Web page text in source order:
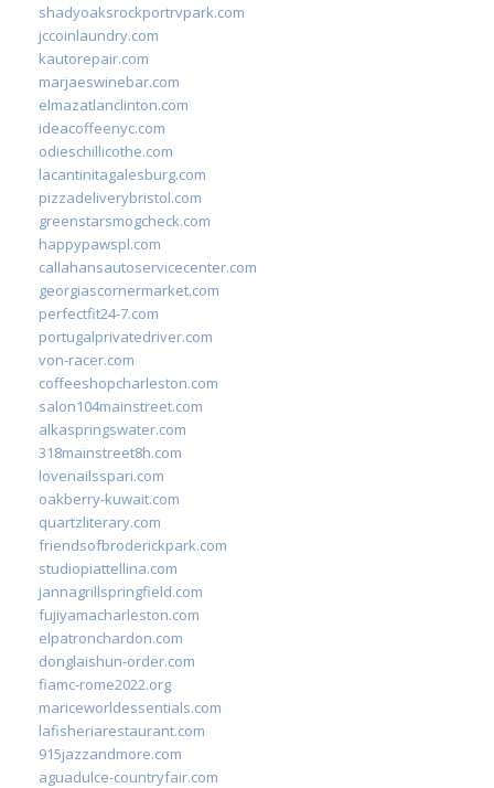
shadyoaksrockportrvpark.com
jccoinlaundry.com
kautorepair.com
marjaeswinebar.com
elmazatlanclinton.com
ideacoffeenyc.com
odieschillicothe.com
lacantinitagalesburg.com
pizzadeliverybristol.com
greenstarsmogcheck.com
happypawspl.com
callahansautoservicecenter.com
georgiascornermarket.com
perfectfit24-7.com
portugalprivatedriver.com
von-racer.com
coffeeshopcharleston.com
salon104mainstreet.com
alkaspringswater.com
318mainstreet8h.com
lovenailsspari.com
oakberry-kuwait.com
quartzliterary.com
friendsofbroderickpark.com
studiopiattellina.com
jannagrillspringfield.com
fujiyamacharleston.com
elpatronchardon.com
donglaishun-order.com
fiamc-rome2022.org
mariceworldessentials.com
lafisheriarestaurant.com
915jazzandmore.com
aguadulce-countryfair.com